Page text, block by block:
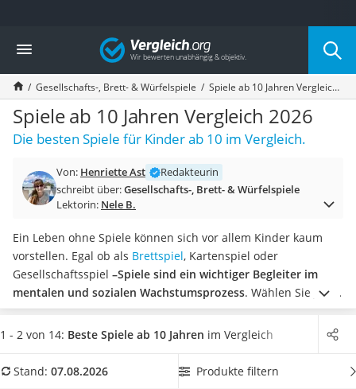
Die beliebtesten Vergleiche nach Kategorie
Freizeit & Sport
Gartentrampolin
Trampolin
Metalldetektor
Eufab-Fahrradträger
Trampolin 366 cm
Aluminium-Koffer
Futterboot
E-Bike-Dreirad
Trekkingschuhe Herren
Reisetasche mit Rollen
Klimmzugstation
Koffer
Nachtsichtgerät
Handgepäck-Koffer
Vergleich
Gesellschafts-, Brett- & Würfelspiele Spiele ab 10 Jahren Vergleich 2026
Spiele ab 10 Jahren Vergleich 2026
Die besten Spiele für Kinder ab 10 im Vergleich.
Von: Henriette Ast
Redakteurin
schreibt über:Gesellschafts-, Brett- & Würfelspiele
Lektorin: Nele B.
Ein Leben ohne Spiele können sich vor allem Kinder kaum
vorstellen. Egal ob als Brettspiel, Kartenspiel oder
Gesellschaftsspiel –Spiele sind ein wichtiger Begleiter im
mentalen und sozialen Wachstumsprozess. Wählen Sie jetzt
aus unserer Tabelle ein Spiel für Kinder ab 10 Jahren aus,
das mit mehr als zwei Spielern gespielt werden kann, um
genießen. Diverse Tests im Internet haben gezeigt, dass
1 - 2 von 14: Beste Spiele ab 10 Jahren im Vergleich
Stand: 07.08.2026 Produkte filtern